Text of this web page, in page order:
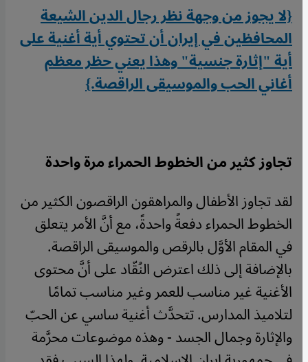
{لا يجوز من وجهة نظر رجال الدين الشيعة
المحافظين في إيران أن تحتوي أية أغنية على
أية "إثارة جنسية" وهذا يعني حظر معظم
أغاني الحب والموسيقى الراقصة.}
تجاوز كثير من الخطوط الحمراء مرة واحدة
لقد تجاوز الأطفال والمراهقون الراقصون الكثير من
الخطوط الحمراء دفعةً واحدةً، مع أنَّ الأمر يتعلق
في المقام الأوَّل بالرقص والموسيقى الراقصة.
بالإضافة إلى ذلك اعترض النُقّاد على أنَّ محتوى
الأغنية غير مناسب للعمر وغير مناسب تمامًا
لتلاميذ المدارس. تتحدَّث أغنية ساسي عن الحبّ
والإثارة وجمال الجسد - وهذه موضوعات محرَّمة